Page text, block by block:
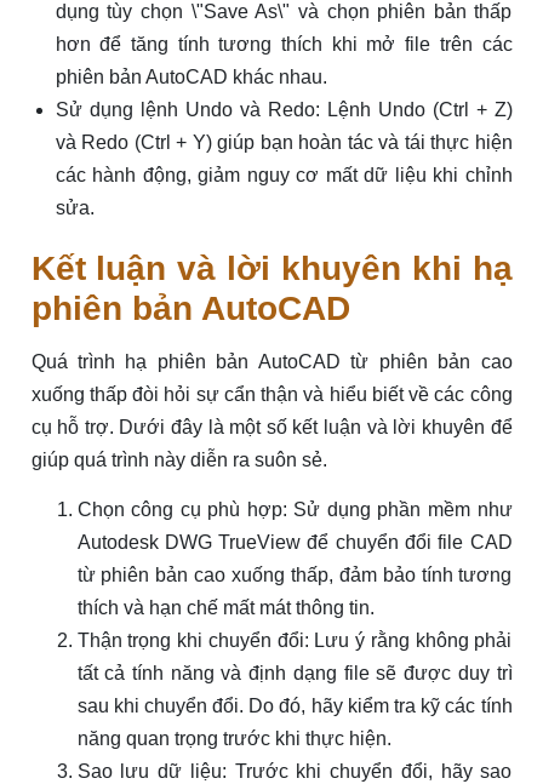
dụng tùy chọn \"Save As\" và chọn phiên bản thấp
hơn để tăng tính tương thích khi mở file trên các
phiên bản AutoCAD khác nhau.
Sử dụng lệnh Undo và Redo: Lệnh Undo (Ctrl + Z)
và Redo (Ctrl + Y) giúp bạn hoàn tác và tái thực hiện
các hành động, giảm nguy cơ mất dữ liệu khi chỉnh
sửa.
Kết luận và lời khuyên khi hạ
phiên bản AutoCAD
Quá trình hạ phiên bản AutoCAD từ phiên bản cao
xuống thấp đòi hỏi sự cẩn thận và hiểu biết về các công
cụ hỗ trợ. Dưới đây là một số kết luận và lời khuyên để
giúp quá trình này diễn ra suôn sẻ.
Chọn công cụ phù hợp: Sử dụng phần mềm như
Autodesk DWG TrueView để chuyển đổi file CAD
từ phiên bản cao xuống thấp, đảm bảo tính tương
thích và hạn chế mất mát thông tin.
Thận trọng khi chuyển đổi: Lưu ý rằng không phải
tất cả tính năng và định dạng file sẽ được duy trì
sau khi chuyển đổi. Do đó, hãy kiểm tra kỹ các tính
năng quan trọng trước khi thực hiện.
Sao lưu dữ liệu: Trước khi chuyển đổi, hãy sao